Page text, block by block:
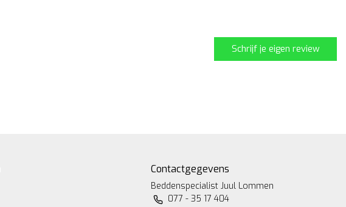
Schrijf je eigen review
Contactgegevens
Beddenspecialist Juul Lommen
077 - 35 17 404